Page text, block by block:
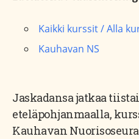
Kaikki kurssit / Alla
Kauhavan NS
Jaskadansa jatkaa
eteläpohjanmaalla,
Kauhavan